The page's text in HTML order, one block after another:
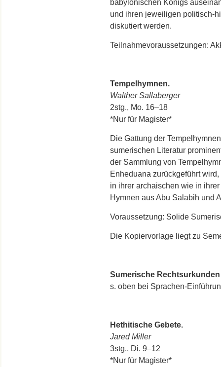
babylonischen Königs
und ihren jeweiligen politisch-
diskutiert werden.
Teilnahmevoraussetzungen:
Tempelhymnen.
Walther Sallaberger
2stg., Mo. 16–18
*Nur für Magister*
Die Gattung der
sumerischen Literatur
der Sammlung von
Enheduana zurückgeführt
in ihrer archaischen wie in
Hymnen aus Abu Salabih und
Voraussetzung: Solide
Die Kopiervorlage liegt zu
Sumerische
s. oben bei Sprachen-
Hethitische Gebete.
Jared Miller
3stg., Di. 9–12
*Nur für Magister*